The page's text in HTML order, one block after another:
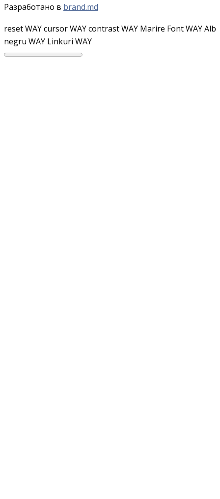
Разработано в brand.md
reset WAYcursor WAYcontrast WAY Marire Font WAYAlb
negru WAY Linkuri WAY